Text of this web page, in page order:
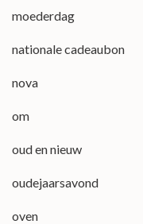
moederdag
nationale cadeaubon
nova
om
oud en nieuw
oudejaarsavond
oven